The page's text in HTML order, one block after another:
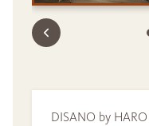
DISANO by